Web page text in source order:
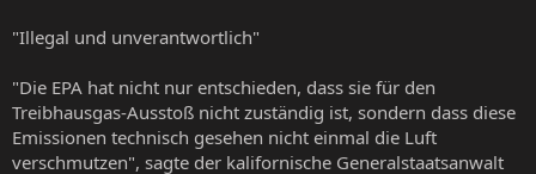
"Illegal und unverantwortlich"
"Die EPA hat nicht nur entschieden, dass sie für den
Treibhausgas-Ausstoß nicht zuständig ist, sondern dass diese
Emissionen technisch gesehen nicht einmal die Luft
verschmutzen", sagte der kalifornische Generalstaatsanwalt